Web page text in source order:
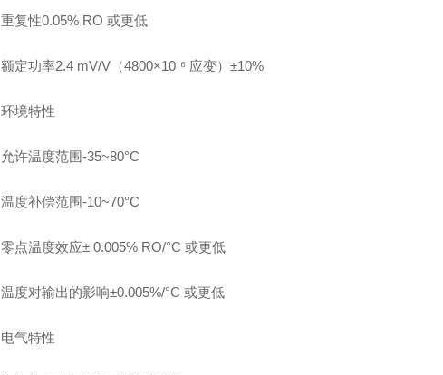
重复性0.05% RO 或更低
额定功率2.4 mV/V（4800×10⁻⁶ 应变）±10%
环境特性
允许温度范围-35~80°C
温度补偿范围-10~70°C
零点温度效应± 0.005% RO/°C 或更低
温度对输出的影响±0.005%/°C 或更低
电气特性